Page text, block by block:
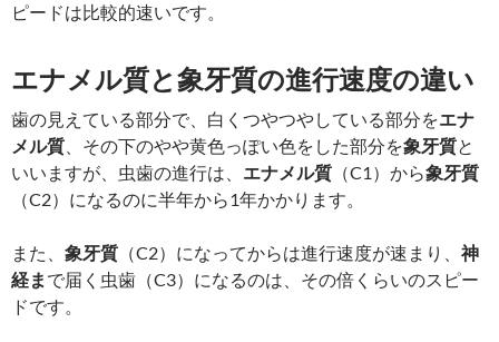
ピードは比較的速いです。
エナメル質と象牙質の進行速度の違い
歯の見えている部分で、白くつやつやしている部分をエナ
メル質 、その下のやや黄色っぽい色をした部分を象牙質と
いいますが、虫歯の進行は、 エナメル質 （C1）から象牙質
（C2）になるのに半年から1年かかります。
また、 象牙質 （C2）になってからは進行速度が速まり、 神
経ま で届く虫歯（C3）になるのは、その倍くらいのスピー
ドです。